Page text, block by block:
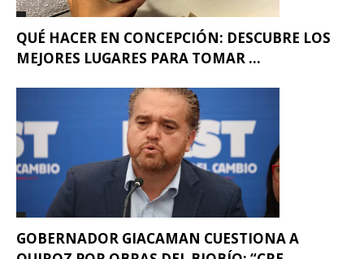
QUÉ HACER EN CONCEPCIÓN: DESCUBRE LOS
MEJORES LUGARES PARA TOMAR ...
GOBERNADOR GIACAMAN CUESTIONA A